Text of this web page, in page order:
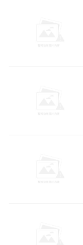
4、AI越自主，
智能代理越普及
不提供安全，会
无法实现低延迟
Claude托管代
智能自主执行新
代理时代并非安
Akamai凭借分